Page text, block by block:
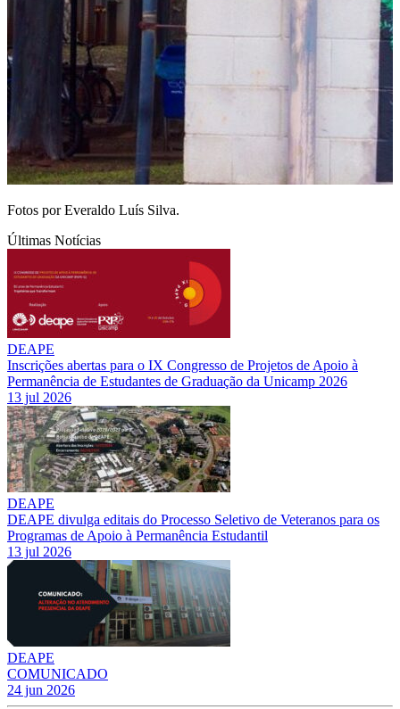
Fotos por Everaldo Luís Silva.
Últimas Notícias
DEAPE
Inscrições abertas para o IX Congresso de Projetos de Apoio à
Permanência de Estudantes de Graduação da Unicamp 2026
13 jul 2026
DEAPE
DEAPE divulga editais do Processo Seletivo de Veteranos para os
Programas de Apoio à Permanência Estudantil
13 jul 2026
DEAPE
COMUNICADO
24 jun 2026